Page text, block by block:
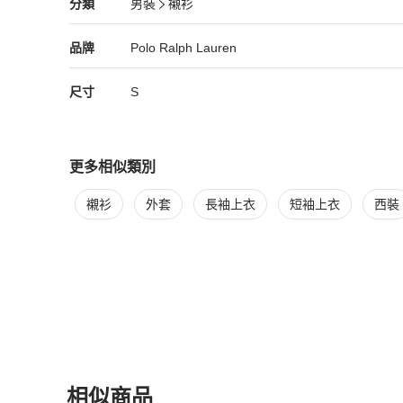
#長袖上衣
#長袖襯衫
#襯衫
分類 男裝
襯衫
男裝/襯衫推薦
品牌
Polo Ralph Lauren精品 男裝品牌介紹
Polo Ralph Lauren
Polo Ralph Lauren推薦清單
尺寸 S
更多相似類別
更多Polo Ralph Lauren男裝相似商品推薦
襯衫 外套 長袖上衣 短袖上衣 西裝
相似商品